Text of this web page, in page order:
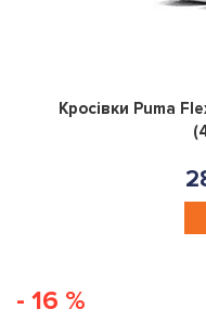
Кросівки Puma
- 16 %